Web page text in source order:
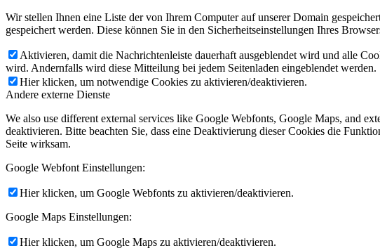
Wir stellen Ihnen eine Liste der von Ihrem Computer auf unserer Domain
gespeichert werden. Diese können Sie in den Sicherheitseinstellungen Ihres
Aktivieren, damit die Nachrichtenleiste dauerhaft ausgeblendet wird und alle
wird. Andernfalls wird diese Mitteilung bei jedem Seitenladen eingeblendet werden.
Hier klicken, um notwendige Cookies zu aktivieren/deaktivieren.
Andere externe Dienste
We also use different external services like Google Webfonts, Google Maps, and
deaktivieren. Bitte beachten Sie, dass eine Deaktivierung dieser Cookies die
Seite wirksam.
Google Webfont Einstellungen:
Hier klicken, um Google Webfonts zu aktivieren/deaktivieren.
Google Maps Einstellungen:
Hier klicken, um Google Maps zu aktivieren/deaktivieren.